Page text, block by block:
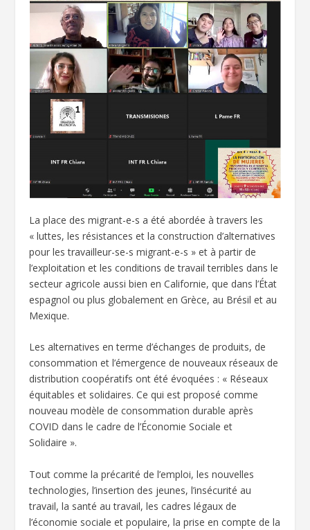
La place des migrant-e-s a été abordée à travers les
« luttes, les résistances et la construction d’alternatives
pour les travailleur-se-s migrant-e-s » et à partir de
l’exploitation et les conditions de travail terribles dans le
secteur agricole aussi bien en Californie, que dans l’État
espagnol ou plus globalement en Grèce, au Brésil et au
Mexique.
Les alternatives en terme d’échanges de produits, de
consommation et l’émergence de nouveaux réseaux de
distribution coopératifs ont été évoquées : « Réseaux
équitables et solidaires. Ce qui est proposé comme
nouveau modèle de consommation durable après
COVID dans le cadre de l’Économie Sociale et
Solidaire ».
Tout comme la précarité de l’emploi, les nouvelles
technologies, l’insertion des jeunes, l’insécurité au
travail, la santé au travail, les cadres légaux de
l’économie sociale et populaire, la prise en compte de la